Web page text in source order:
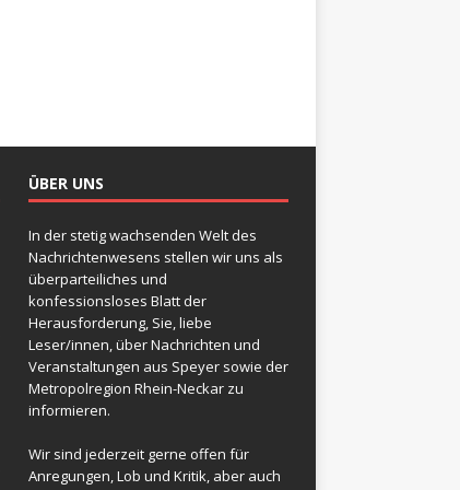
ÜBER UNS
In der stetig wachsenden Welt des
Nachrichtenwesens stellen wir uns als
überparteiliches und
konfessionsloses Blatt der
Herausforderung, Sie, liebe
Leser/innen, über Nachrichten und
Veranstaltungen aus Speyer sowie der
Metropolregion Rhein-Neckar zu
informieren.
Wir sind jederzeit gerne offen für
Anregungen, Lob und Kritik, aber auch